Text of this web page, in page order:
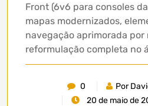
Front (6v6 para consoles
mapas modernizados,
navegação aprimorada por
reformulação completa no
0
Por
20 de maio de